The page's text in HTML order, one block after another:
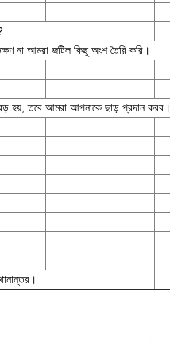
না আমরা জটিল কিছু অংশ তৈরি করি।
হয়, তবে আমরা আপনাকে ছাড় প্রদান করব।